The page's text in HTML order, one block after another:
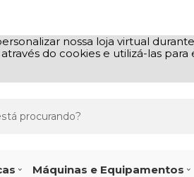
nossa loja virtual
do cookies e utilizá-las
Máquinas e Equipamentos